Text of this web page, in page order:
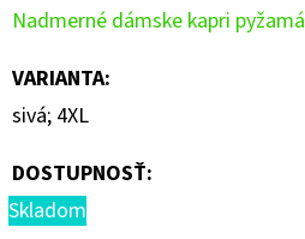
Nadmerné dámske kapri pyžamá
VARIANTA:
sivá; 4XL
DOSTUPNOSŤ:
Skladom